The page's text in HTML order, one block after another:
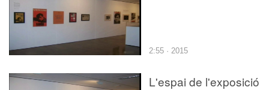
2:55 · 2015
L'espai de l'exposició